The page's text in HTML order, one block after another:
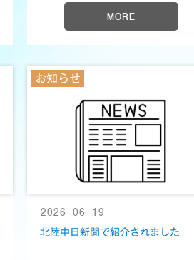
MORE
お知らせ
2026_06_19
北陸中日新聞で紹介されました